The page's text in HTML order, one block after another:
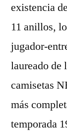
existencia
11 anillos,
jugador-
laureado de
camisetas
más
temporada